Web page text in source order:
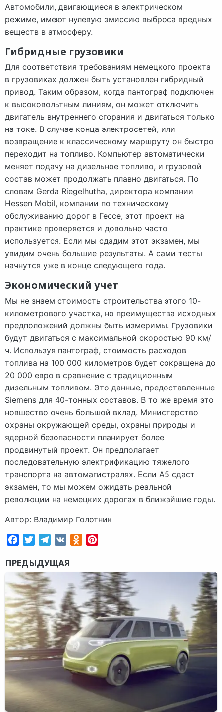
Автомобили, двигающиеся в электрическом
режиме, имеют нулевую эмиссию выброса вредных
веществ в атмосферу.
Гибридные грузовики
Для соответствия требованиям немецкого проекта
в грузовиках должен быть установлен гибридный
привод. Таким образом, когда пантограф подключен
к высоковольтным линиям, он может отключить
двигатель внутреннего сгорания и двигаться только
на токе. В случае конца электросетей, или
возвращение к классическому маршруту он быстро
переходит на топливо. Компьютер автоматически
меняет подачу на дизельное топливо, и грузовой
состав может продолжать плавно двигаться. По
словам Gerda Riegelhutha, директора компании
Hessen Mobil, компании по техническому
обслуживанию дорог в Гессе, этот проект на
практике проверяется и довольно часто
используется. Если мы сдадим этот экзамен, мы
увидим очень большие результаты. А сами тесты
начнутся уже в конце следующего года.
Экономический учет
Мы не знаем стоимость строительства этого 10-
километрового участка, но преимущества исходных
предположений должны быть измеримы. Грузовики
будут двигаться с максимальной скоростью 90 км/
ч. Используя пантограф, стоимость расходов
топлива на 100 000 километров будет сокращена до
20 000 евро в сравнение с традиционным
дизельным топливом. Это данные, предоставленные
Siemens для 40-тонных составов. В то же время это
новшество очень большой вклад. Министерство
охраны окружающей среды, охраны природы и
ядерной безопасности планирует более
продвинутый проект. Он предполагает
последовательную электрификацию тяжелого
транспорта на автомагистралях. Если А5 сдаст
экзамен, то мы можем ожидать реальной
революции на немецких дорогах в ближайшие годы.
Автор: Владимир Голотник
FacebookTwitterTelegram
VK Odnoklassniki
ПРЕДЫДУЩАЯ